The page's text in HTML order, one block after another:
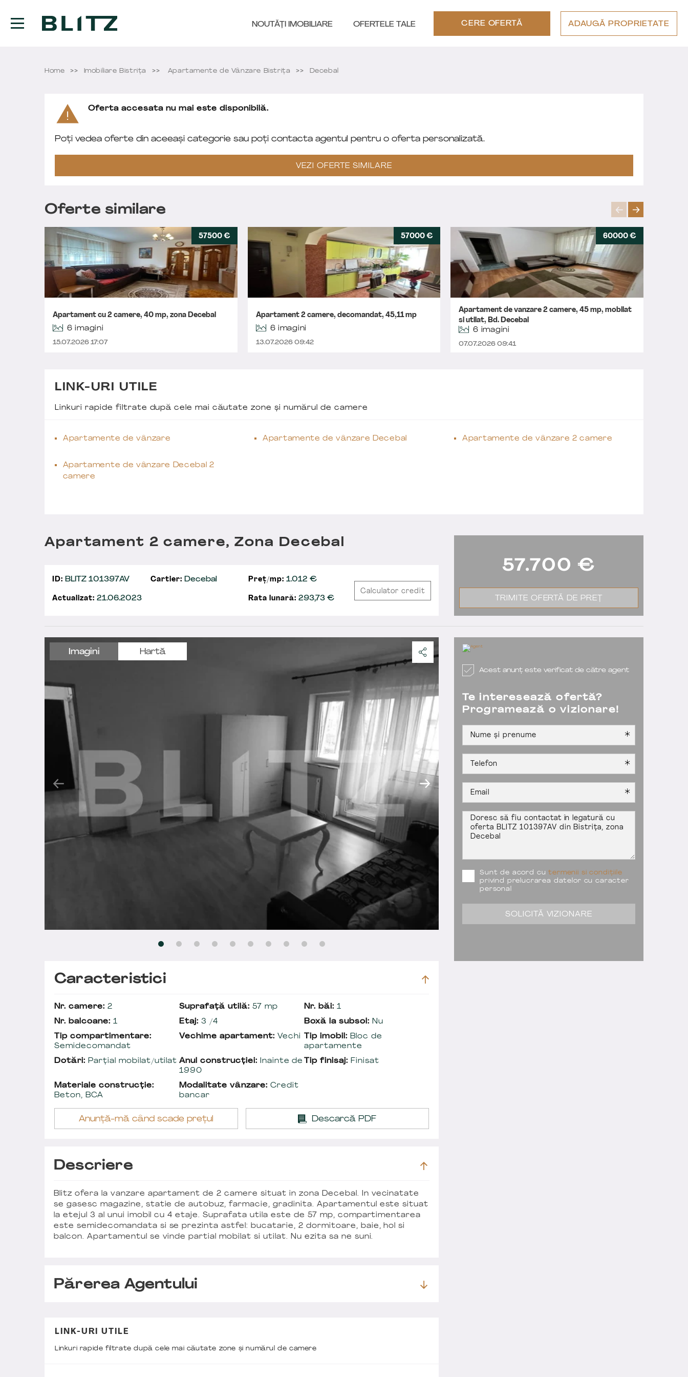
NOUTĂȚI IMOBILIARE OFERTELE TALE CERE OFERTĂ ADAUGĂ PROPRIETATE
Home Imobiliare Bistriţa Apartamente de Vânzare Bistriţa Decebal
Oferta accesata nu mai este disponibilă.
Poți vedea oferte din aceeași categorie sau poți contacta agentul pentru o oferta personalizată.
VEZI OFERTE SIMILARE
Oferte similare
57500 €
Apartament cu 2 camere, 40 mp, zona Decebal
6 imagini
15.07.2026 17:07
57000 €
Apartament 2 camere, decomandat, 45,11 mp
6 imagini
13.07.2026 09:42
60000 €
Apartament de vanzare 2 camere, 45 mp, mobilat
si utilat, Bd. Decebal
6 imagini
07.07.2026 09:41
LINK-URI UTILE
Linkuri rapide filtrate după cele mai căutate zone și numărul de camere
Apartamente de vânzare Apartamente de vânzare Decebal Apartamente de vânzare 2 camere
Apartamente de vânzare Decebal 2
camere
Imagini Hartă
Apartament 2 camere, Zona Decebal
ID: BLITZ 101397AV Cartier: Decebal Preț/mp: 1.012 €
Actualizat: 21.06.2023 Rata lunară:293,73 €
Calculator credit
Acest anunț este verificat de către agent
Te interesează ofertă?
Programează o vizionare!
Sunt de acord cutermenii si condițiile
privind prelucrarea datelor cu caracter
personal
SOLICITĂ VIZIONARE
57.700 €
TRIMITE OFERTĂ DE PREȚ
Caracteristici
Nr. camere: 2 Suprafață utilă: 57 mp Nr. băi: 1
Nr. balcoane: 1 Etaj: 3 /4 Boxă la subsol: Nu
Tip compartimentare:
Semidecomandat
Vechime apartament: Vechi Tip imobil: Bloc de
apartamente
Dotări: Parțial mobilat/utilat Anul construcției: Inainte de
1990
Tip finisaj: Finisat
Materiale construcție:
Beton, BCA
Modalitate vânzare: Credit
bancar
Anunță-mă când scade prețul Descarcă PDF
Descriere
Blitz ofera la vanzare apartament de 2 camere situat in zona Decebal. In vecinatate
se gasesc magazine, statie de autobuz, farmacie, gradinita. Apartamentul este situat
la etejul 3 al unui imobil cu 4 etaje. Suprafata utila este de 57 mp, compartimentarea
este semidecomandata si se prezinta astfel: bucatarie, 2 dormitoare, baie, hol si
balcon. Apartamentul se vinde partial mobilat si utilat. Nu ezita sa ne suni.
Părerea Agentului
LINK-URI UTILE
Linkuri rapide filtrate după cele mai căutate zone și numărul de camere